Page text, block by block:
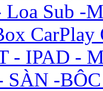
Loa Sub -
CarPlay
- IPAD -
-